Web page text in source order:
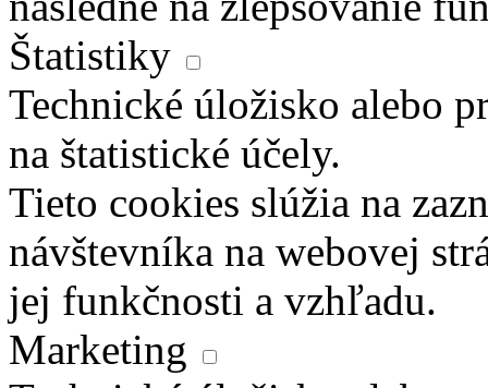
Štatistiky
Technické úložisko alebo
na štatistické účely.
Tieto cookies slúžia na
návštevníka na webovej
jej funkčnosti a vzhľadu.
Marketing